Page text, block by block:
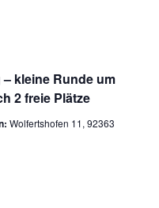
kleine Runde um
2 freie Plätze
Wolfertshofen 11, 92363